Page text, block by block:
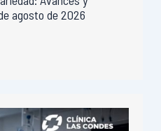
agosto de 2026